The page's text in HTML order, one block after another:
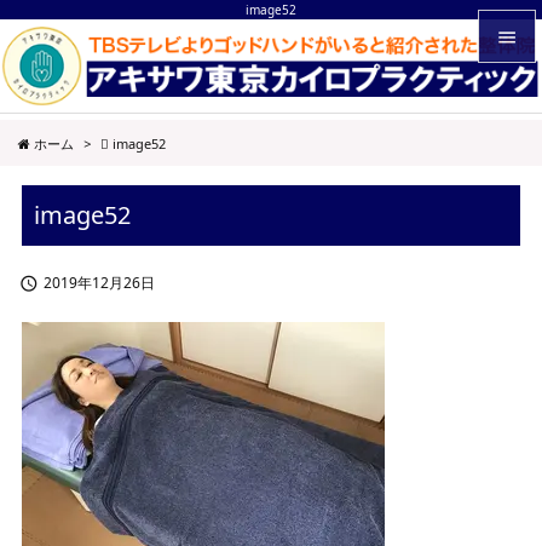
image52


メニュ
ホーム > image52
image52
 2019年12月26日